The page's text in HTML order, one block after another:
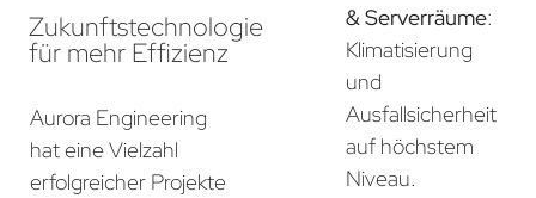
Zukunftstechnologie
für mehr Effizienz
Aurora Engineering
hat eine Vielzahl
erfolgreicher Projekte
& Serverräume:
Klimatisierung
und
Ausfallsicherheit
auf höchstem
Niveau.